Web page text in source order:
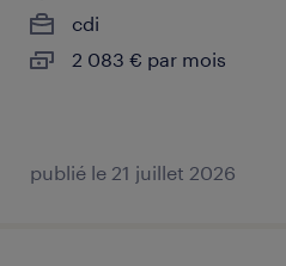
cdi
2 083 € par mois
publié le 21 juillet 2026